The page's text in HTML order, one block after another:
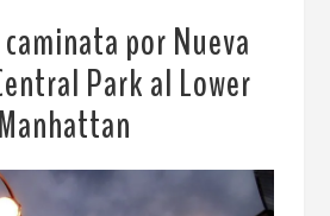
por Nueva
Park al Lower
Manhattan